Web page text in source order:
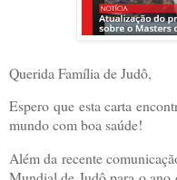
Querida Família de Judô,
Espero que esta carta
mundo com boa saúde!
Além da recente